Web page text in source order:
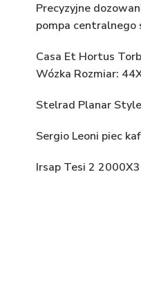
Precyzyjne
pompa centralnego
Casa Et Hortus
Wózka Rozmiar:
Stelrad Planar
Sergio Leoni piec
Irsap Tesi 2